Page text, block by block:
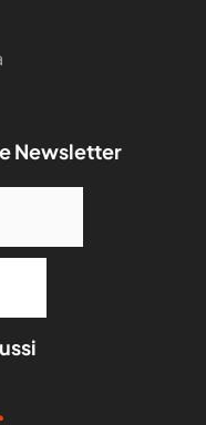
Newsletter